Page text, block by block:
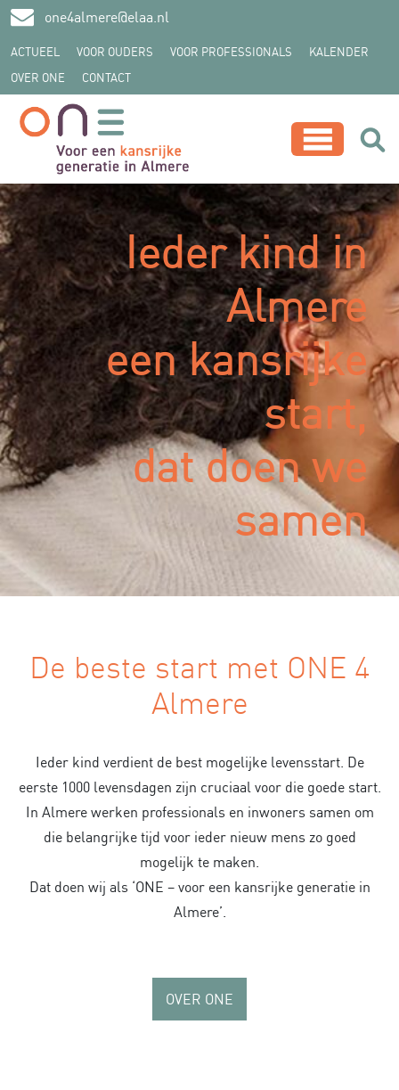
one4almere@elaa.nl
ACTUEEL VOOR OUDERS VOOR PROFESSIONALS
KALENDER
OVER ONE
CONTACT
Ieder kind in
Almere
een kansrijke
start,
dat doen we
samen
De beste start met ONE 4
Almere
Ieder kind verdient de best mogelijke levensstart. De
eerste 1000 levensdagen zijn cruciaal voor die goede start.
In Almere werken professionals en inwoners samen om
die belangrijke tijd voor ieder nieuw mens zo goed
mogelijk te maken.
Dat doen wij als ‘ONE – voor een kansrijke generatie in
Almere’.
OVER ONE